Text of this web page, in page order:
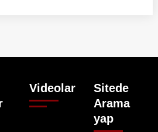
Videolar
Sitede
Arama
yap